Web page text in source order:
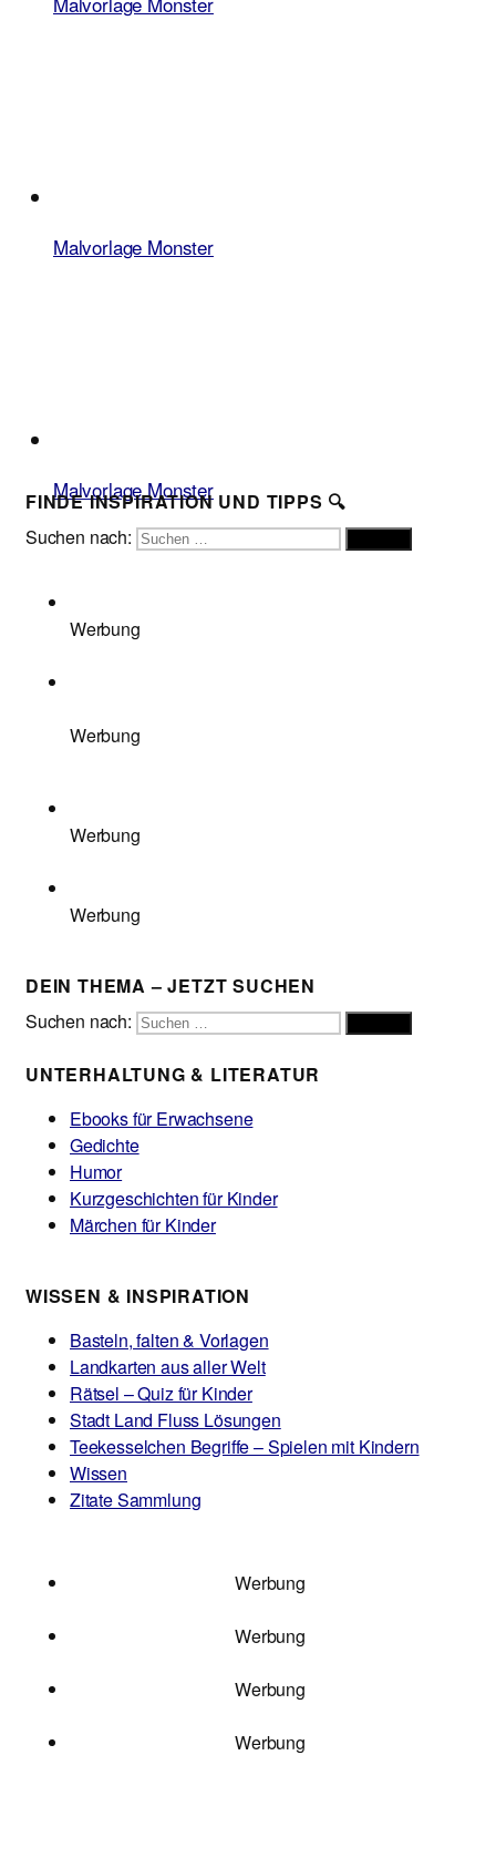
Malvorlage Monster
Malvorlage Monster
FINDE INSPIRATION UND TIPPS 🔍
Suchen nach:
Werbung
Werbung
Werbung
Werbung
DEIN THEMA – JETZT SUCHEN
Suchen nach:
UNTERHALTUNG & LITERATUR
Ebooks für Erwachsene
Gedichte
Humor
Kurzgeschichten für Kinder
Märchen für Kinder
WISSEN & INSPIRATION
Basteln, falten & Vorlagen
Landkarten aus aller Welt
Rätsel – Quiz für Kinder
Stadt Land Fluss Lösungen
Teekesselchen Begriffe – Spielen mit Kindern
Wissen
Zitate Sammlung
Werbung
Werbung
Werbung
Werbung